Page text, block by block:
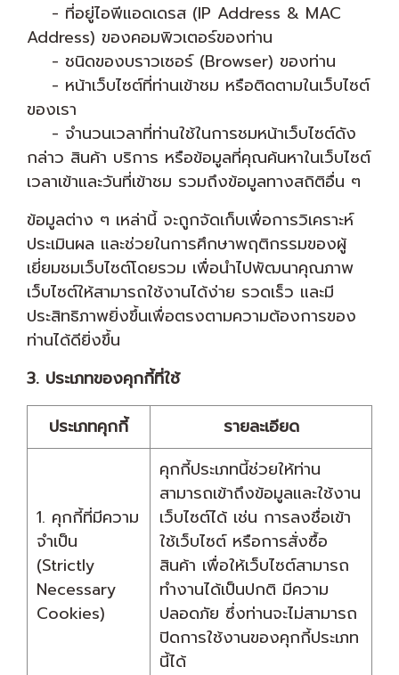
- ที่อยู่ไอพีแอดเดรส (IP Address & MAC
Address) ของคอมพิวเตอร์ของท่าน
- ชนิดของบราวเซอร์ (Browser) ของท่าน
- หน้าเว็บไซต์ที่ท่านเข้าชม หรือติดตามในเว็บไซต์
ของเรา
- จำนวนเวลาที่ท่านใช้ในการชมหน้าเว็บไซต์ดัง
กล่าว สินค้า บริการ หรือข้อมูลที่คุณค้นหาในเว็บไซต์
เวลาเข้าและวันที่เข้าชม รวมถึงข้อมูลทางสถิติอื่น ๆ
ข้อมูลต่าง ๆ เหล่านี้ จะถูกจัดเก็บเพื่อการวิเคราะห์
ประเมินผล และช่วยในการศึกษาพฤติกรรมของผู้
เยี่ยมชมเว็บไซต์โดยรวม เพื่อนำไปพัฒนาคุณภาพ
เว็บไซต์ให้สามารถใช้งานได้ง่าย รวดเร็ว และมี
ประสิทธิภาพยิ่งขึ้นเพื่อตรงตามความต้องการของ
ท่านได้ดียิ่งขึ้น
3. ประเภทของคุกกี้ที่ใช้
ประเภทคุกกี้
รายละเอียด
1. คุกกี้ที่มีความ
จำเป็น
(Strictly
Necessary
Cookies)
คุกกี้ประเภทนี้ช่วยให้ท่าน
สามารถเข้าถึงข้อมูลและใช้งาน
เว็บไซต์ได้ เช่น การลงชื่อเข้า
ใช้เว็บไซต์ หรือการสั่งซื้อ
สินค้า เพื่อให้เว็บไซต์สามารถ
ทำงานได้เป็นปกติ มีความ
ปลอดภัย ซึ่งท่านจะไม่สามารถ
ปิดการใช้งานของคุกกี้ประเภท
นี้ได้